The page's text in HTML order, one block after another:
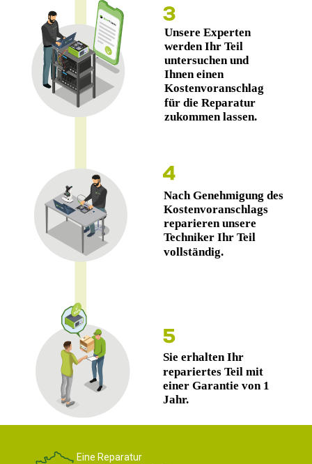
Eine Reparatur